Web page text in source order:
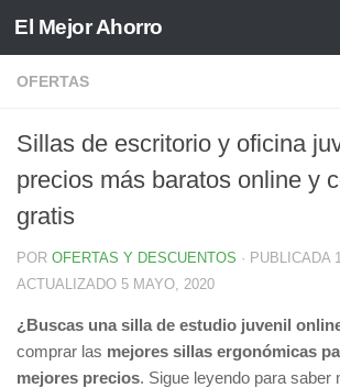
Saltar al contenido
El Mejor Ahorro
OFERTAS
Sillas de escritorio y oficina
precios más baratos online y
gratis
POR OFERTAS Y DESCUENTOS · PUBLICADA
ACTUALIZADO 5 MAYO, 2020
¿Buscas una silla de estudio juvenil
comprar las mejores sillas ergonómicas
mejores precios. Sigue leyendo para